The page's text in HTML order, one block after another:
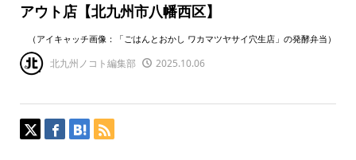
アウト店【北九州市八幡西区】
（アイキャッチ画像：「ごはんとおかし ワカマツヤサイ穴生店」の発酵弁当）
北九州ノコト編集部 2025.10.06